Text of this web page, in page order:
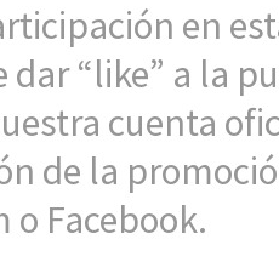
en
“like” a la
cuenta
de la
o Facebook.